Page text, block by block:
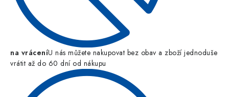
na vráceníU nás můžete nakupovat bez obav a zboží jednoduše
vrátit až do 60 dní od nákupu